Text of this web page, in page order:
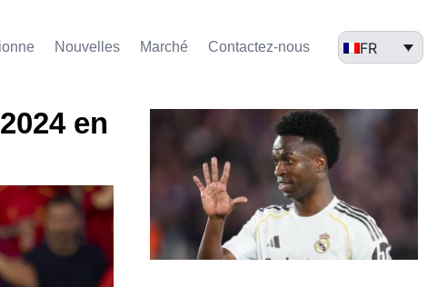
Nouvelles Marché​ Contactez-nous FR
en